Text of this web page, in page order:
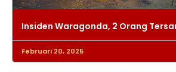
Insiden Waragonda, 2 Orang
Februari 20, 2025